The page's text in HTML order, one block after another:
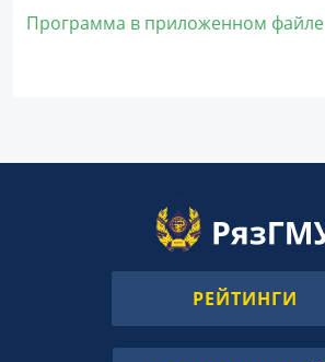
Программа в приложенном файле
РЕЙТИНГИ